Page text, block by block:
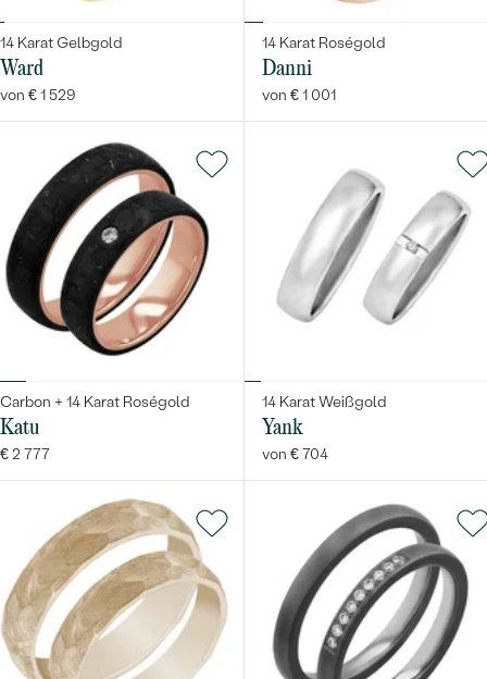
14 Karat Gelbgold
Ward
von € 1 529
14 Karat Roségold
Danni
von € 1 001
Carbon + 14 Karat Roségold
Katu
€ 2 777
14 Karat Weißgold
Yank
von € 704